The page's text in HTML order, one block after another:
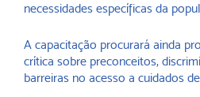
necessidades específicas da
A capacitação procurará ainda
crítica sobre preconceitos,
barreiras no acesso a cuidados